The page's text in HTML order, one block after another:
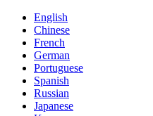
English
Chinese
French
German
Portuguese
Spanish
Russian
Japanese